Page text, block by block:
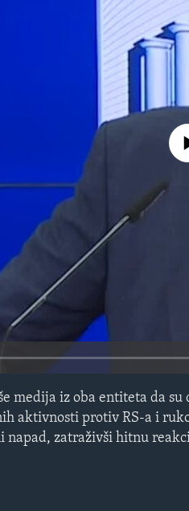
No media
medija iz oba entiteta da su
aktivnosti protiv RS-a i
napad, zatraživši hitnu